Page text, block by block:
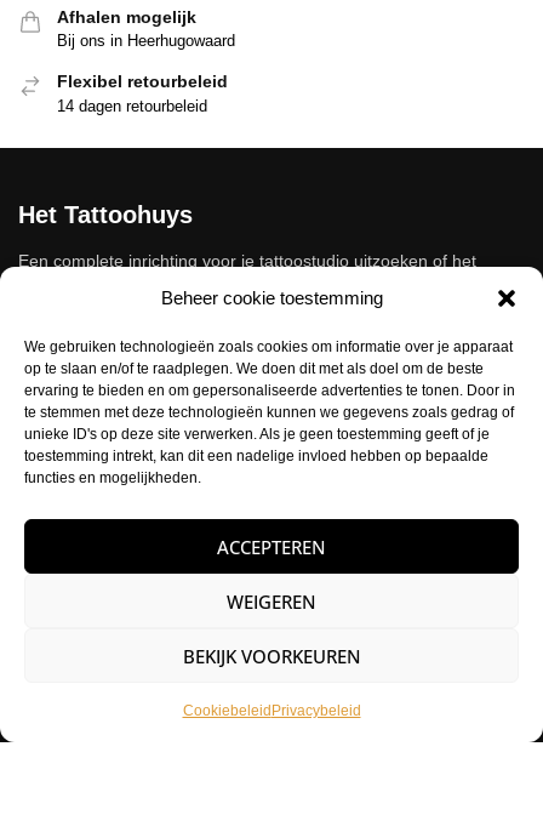
Beheer cookie toestemming
We gebruiken technologieën zoals cookies om informatie over je apparaat
op te slaan en/of te raadplegen. We doen dit met als doel om de beste
ervaring te bieden en om gepersonaliseerde advertenties te tonen. Door in
te stemmen met deze technologieën kunnen we gegevens zoals gedrag of
unieke ID's op deze site verwerken. Als je geen toestemming geeft of je
toestemming intrekt, kan dit een nadelige invloed hebben op bepaalde
functies en mogelijkheden.
ACCEPTEREN
WEIGEREN
BEKIJK VOORKEUREN
Cookiebeleid Privacybeleid
Afhalen mogelijk
Bij ons in Heerhugowaard
Flexibel retourbeleid
14 dagen retourbeleid
Het Tattoohuys
Een complete inrichting voor je tattoostudio uitzoeken of het
aanvullen van je voorraad tattoo supplies: het kan allemaal bij het
Tattoohuys, dé groothandel voor al jouw supplies.
Klantenservice
Bestellen
Betaalmethodes
Retourneren
Zakelijk